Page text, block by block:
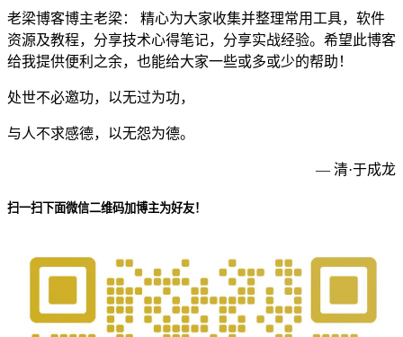
老梁博客博主老梁： 精心为大家收集并整理常用工具，软件
资源及教程，分享技术心得笔记，分享实战经验。希望此博客
给我提供便利之余，也能给大家一些或多或少的帮助！
处世不必邀功，以无过为功，
与人不求感德，以无怨为德。
— 清·于成龙
扫一扫下面微信二维码加博主为好友！